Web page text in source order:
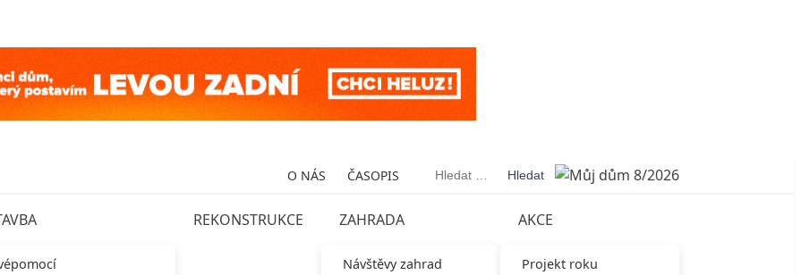
O NÁS ČASOPIS Vyhledávání
REKONSTRUKCE ZAHRADA
Návštěvy zahrad
AKCE
Projekt roku